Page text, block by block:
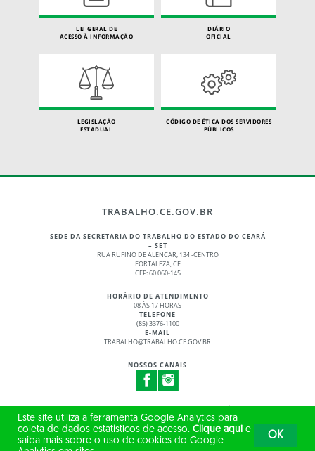
LEI GERAL DE
ACESSO À INFORMAÇÃO
DIÁRIO
OFICIAL
LEGISLAÇÃO
ESTADUAL
CÓDIGO DE ÉTICA DOS SERVIDORES
PÚBLICOS
TRABALHO.CE.GOV.BR
SEDE DA SECRETARIA DO TRABALHO DO ESTADO DO CEARÁ
– SET
RUA RUFINO DE ALENCAR, 134 -CENTRO
FORTALEZA, CE
CEP: 60.060-145
HORÁRIO DE ATENDIMENTO
08 ÀS 17 HORAS
TELEFONE
(85) 3376-1100
E-MAIL
TRABALHO@TRABALHO.CE.GOV.BR
NOSSOS CANAIS
© 2017 - 2026 – GOVERNO DO ESTADO DO CEARÁ
TODOS OS DIREITOS RESERVADOS
Este site utiliza a ferramenta Google Analytics para
coleta de dados estatísticos de acesso. Clique aqui e
saiba mais sobre o uso de cookies do Google
OK